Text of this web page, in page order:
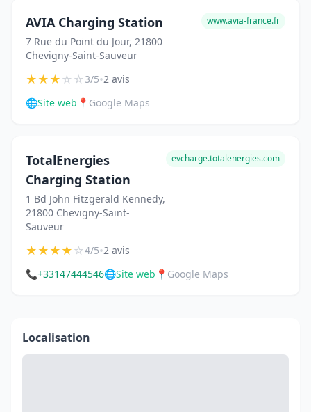
AVIA Charging Station
7 Rue du Point du Jour, 21800
Chevigny-Saint-Sauveur
www.avia-france.fr
★★★☆☆3/5•2 avis
🌐Site web 📍 Google Maps
TotalEnergies
Charging Station
1 Bd John Fitzgerald Kennedy,
21800 Chevigny-Saint-
Sauveur
evcharge.totalenergies.com
★★★★☆4/5•2 avis
📞+33147444546🌐Site web 📍 Google Maps
Localisation